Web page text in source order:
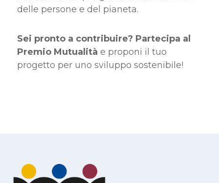
delle persone e del pianeta.
Sei pronto a contribuire? Partecipa al
Premio Mutualità e proponi il tuo
progetto per uno sviluppo sostenibile!